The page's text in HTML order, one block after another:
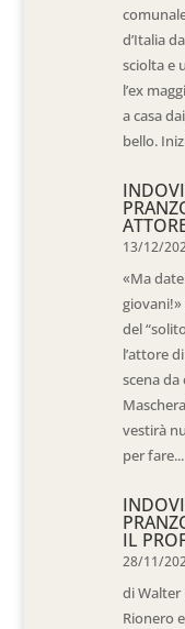
d’Italia
sciolta e
l’ex
a casa
bello.
13/12/
«Ma
giovani!»
del
l’attore
scena da
vestirà
per fare...
IL
28/11/
di Walter
Rionero